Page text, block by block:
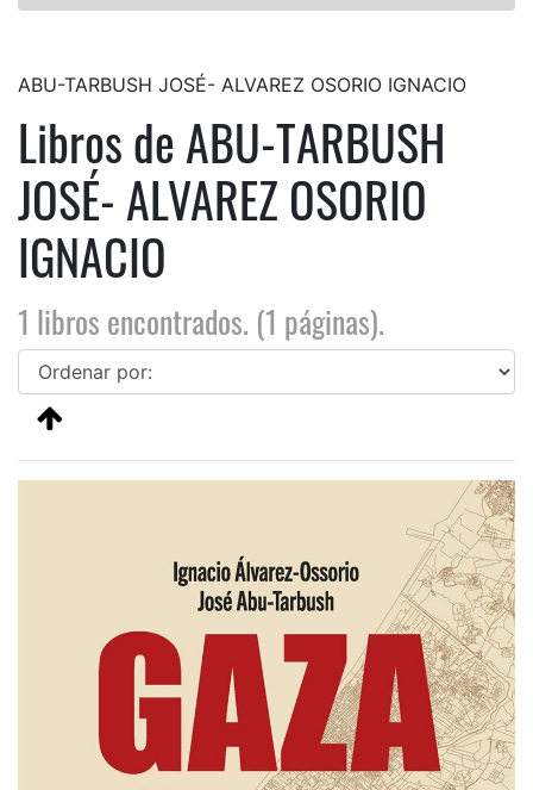
ABU-TARBUSH JOSÉ- ALVAREZ OSORIO IGNACIO
Libros de ABU-TARBUSH
JOSÉ- ALVAREZ OSORIO
IGNACIO
1 libros encontrados. (1 páginas).